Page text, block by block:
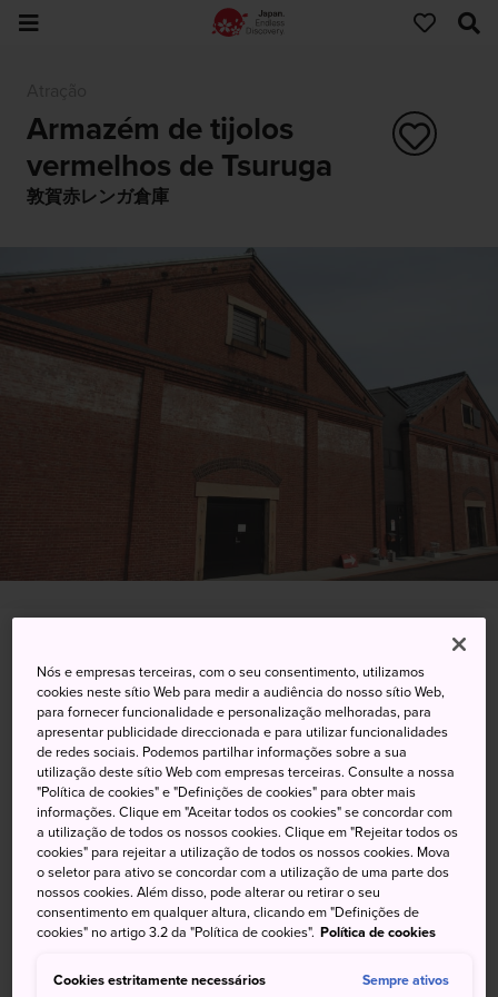
Armazém de tijolos
vermelhos de Tsuruga
敦賀赤レンガ倉庫
Visualizar no Google Maps
Obter informações sobre o trânsito
PALAVRAS-CHAVE MAPA
Um imenso diorama ilumina o
próspero passado de Tsuruga
como cidade portuária.
Nós e empresas terceiras, com o seu consentimento, utilizamos
cookies neste sítio Web para medir a audiência do nosso sítio Web,
para fornecer funcionalidade e personalização melhoradas, para
apresentar publicidade direccionada e para utilizar funcionalidades
de redes sociais. Podemos partilhar informações sobre a sua
utilização deste sítio Web com empresas terceiras. Consulte a nossa
"Política de cookies" e "Definições de cookies" para obter mais
informações. Clique em "Aceitar todos os cookies" se concordar com
a utilização de todos os nossos cookies. Clique em "Rejeitar todos os
cookies" para rejeitar a utilização de todos os nossos cookies. Mova
o seletor para ativo se concordar com a utilização de uma parte dos
nossos cookies. Além disso, pode alterar ou retirar o seu
consentimento em qualquer altura, clicando em "Definições de
cookies" no artigo 3.2 da "Política de cookies". Política de cookies
Cookies estritamente necessários Sempre ativos